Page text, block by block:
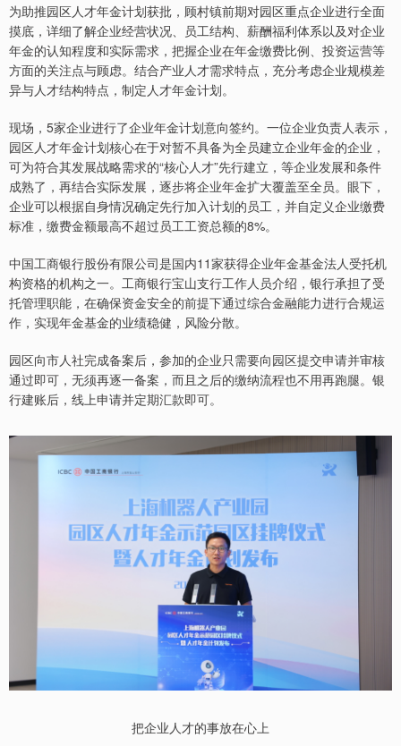
为助推园区人才年金计划获批，顾村镇前期对园区重点企业进行全面
摸底，详细了解企业经营状况、员工结构、薪酬福利体系以及对企业
年金的认知程度和实际需求，把握企业在年金缴费比例、投资运营等
方面的关注点与顾虑。结合产业人才需求特点，充分考虑企业规模差
异与人才结构特点，制定人才年金计划。
现场，5家企业进行了企业年金计划意向签约。一位企业负责人表示，
园区人才年金计划核心在于对暂不具备为全员建立企业年金的企业，
可为符合其发展战略需求的“核心人才”先行建立，等企业发展和条件
成熟了，再结合实际发展，逐步将企业年金扩大覆盖至全员。眼下，
企业可以根据自身情况确定先行加入计划的员工，并自定义企业缴费
标准，缴费金额最高不超过员工工资总额的8%。
中国工商银行股份有限公司是国内11家获得企业年金基金法人受托机
构资格的机构之一。工商银行宝山支行工作人员介绍，银行承担了受
托管理职能，在确保资金安全的前提下通过综合金融能力进行合规运
作，实现年金基金的业绩稳健，风险分散。
园区向市人社完成备案后，参加的企业只需要向园区提交申请并审核
通过即可，无须再逐一备案，而且之后的缴纳流程也不用再跑腿。银
行建账后，线上申请并定期汇款即可。
把企业人才的事放在心上